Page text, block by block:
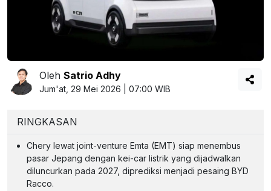
Oleh Satrio Adhy
Jum'at, 29 Mei 2026 | 07:00 WIB
RINGKASAN
Chery lewat joint-venture Emta (EMT) siap menembus
pasar Jepang dengan kei-car listrik yang dijadwalkan
diluncurkan pada 2027, diprediksi menjadi pesaing BYD
Racco.